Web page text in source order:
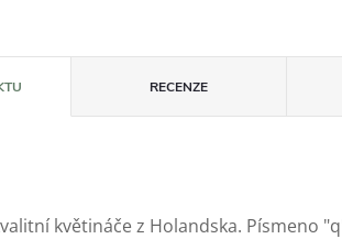
RECENZE
květináče z Holandska. Písmeno